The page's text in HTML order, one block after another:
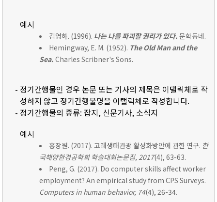
예시
김영하. (1996). 나는 나를 파괴할 권리가 있다. 문학동네.
Hemingway, E. M. (1952). The Old Man and the
Sea. Charles Scribner's Sons.
- 정기간행물인 경우 논문 또는 기사의 제목은 이탤릭체로 작
성하지 않고 정기간행물명을 이탤릭체로 작성합니다.
- 정기간행물의 종류: 잡지, 신문기사, 소식지
예시
홍장원. (2017). 고래생태관광 활성화방안에 관한 연구. 한
국해양환경공학회 학술대회논문집, 2017(4), 63-63.
Peng, G. (2017). Do computer skills affect worker
employment? An empirical study from CPS Surveys.
Computers in human behavior, 74(4), 26-34.